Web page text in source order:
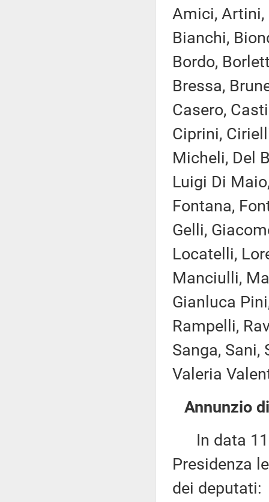
Amici, Artini,
Bianchi,
Bordo,
Bressa,
Casero,
Ciprini,
Micheli, Del
Luigi Di
Fontana,
Gelli,
Locatelli,
Manciulli,
Gianluca
Rampelli,
Sanga, Sani,
Valeria
Annunzio
In data 11
Presidenza
dei deputati: